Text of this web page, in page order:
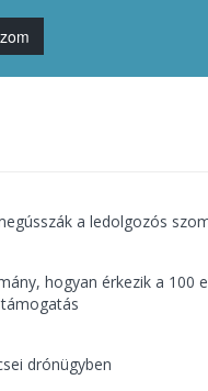
a ledolgozós
hogyan érkezik a 100
drónügyben